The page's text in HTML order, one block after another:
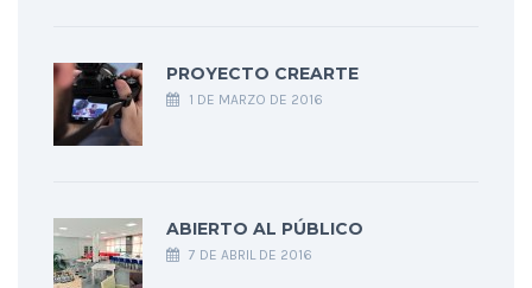
PROYECTO CREARTE
1 DE MARZO DE 2016
ABIERTO AL PÚBLICO
7 DE ABRIL DE 2016